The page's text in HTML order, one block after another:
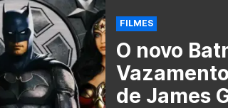
FILMES
O novo
de James